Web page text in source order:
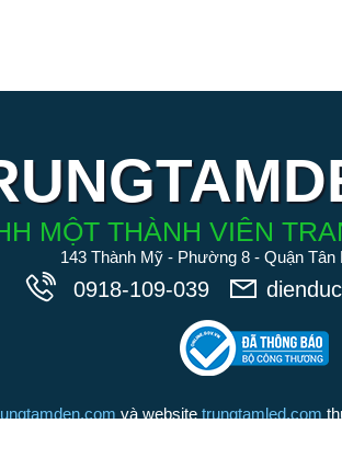
MỘT THÀNH VIÊN
143 Thành Mỹ - Phường 8 - Quận Tân
0918-109-039
và website trungtamled.com